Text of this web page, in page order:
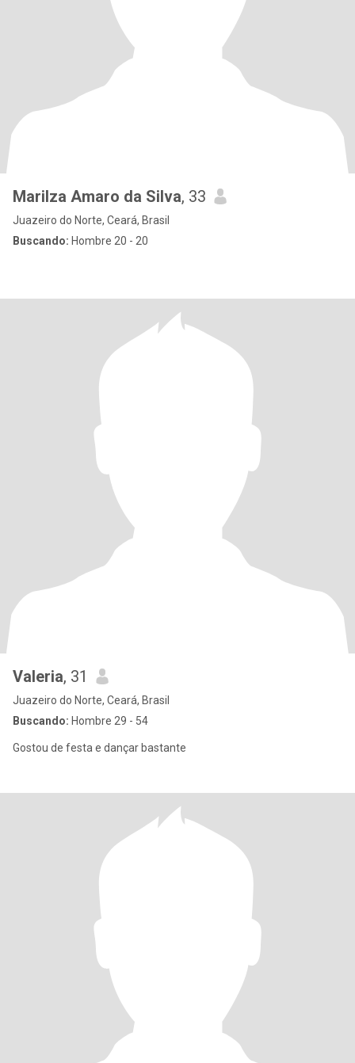
Marilza Amaro da Silva, 33
Juazeiro do Norte, Ceará, Brasil
Buscando: Hombre 20 - 20
Valeria, 31
Juazeiro do Norte, Ceará, Brasil
Buscando: Hombre 29 - 54
Gostou de festa e dançar bastante